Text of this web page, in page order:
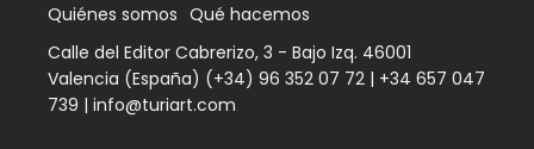
Quiénes somos Qué hacemos
Calle del Editor Cabrerizo, 3 - Bajo Izq. 46001
Valencia (España) (+34) 96 352 07 72 | +34 657 047
739 | info@turiart.com